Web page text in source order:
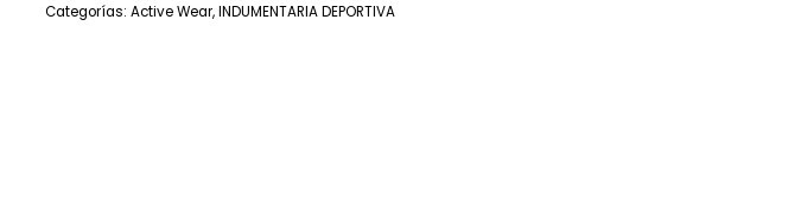
Categorías: Active Wear,INDUMENTARIA DEPORTIVA